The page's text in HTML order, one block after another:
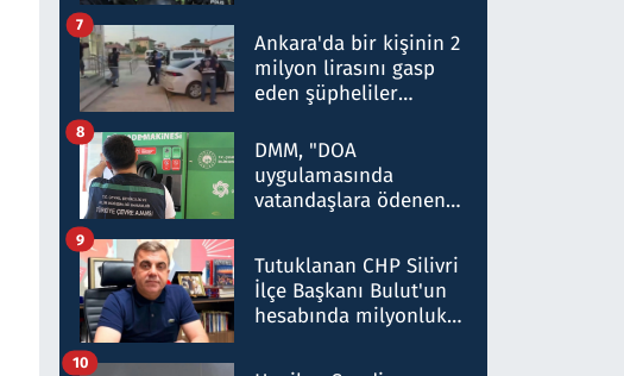
ifadelerinden ortaya
çıkan tablo şok etti
Ankara'da bir kişinin 2
milyon lirasını gasp
eden şüpheliler
7
DMM, "DOA
uygulamasında
vatandaşlara ödenen
düşürüldüğü" iddiasını
yalanladı
8
Tutuklanan CHP Silivri
İlçe Başkanı Bulut'un
hesabında milyonluk
talimat verdi, ben
9
10